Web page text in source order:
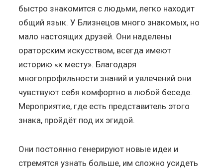
быстро знакомится с людьми, легко находит
общий язык. У Близнецов много знакомых, но
мало настоящих друзей. Они наделены
ораторским искусством, всегда имеют
историю «к месту». Благодаря
многопрофильности знаний и увлечений они
чувствуют себя комфортно в любой беседе.
Мероприятие, где есть представитель этого
знака, пройдёт под их эгидой.
Они постоянно генерируют новые идеи и
стремятся узнать больше, им сложно усидеть